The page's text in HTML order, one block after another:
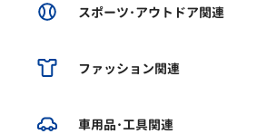
スポーツ･アウトドア関連
ファッション関連
車用品･工具関連